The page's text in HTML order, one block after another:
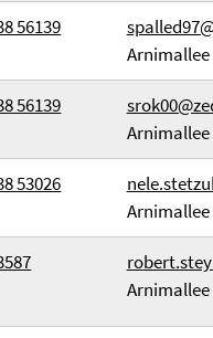
56139
Arnimallee
56139
Arnimallee
53026
Arnimallee
Arnimallee